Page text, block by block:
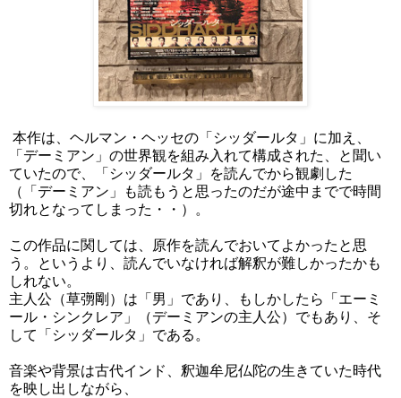
本作は、ヘルマン・ヘッセの「シッダールタ」に加え、
「デーミアン」の世界観を組み入れて構成された、と聞い
ていたので、「シッダールタ」を読んでから観劇した
（「デーミアン」も読もうと思ったのだが途中までで時間
切れとなってしまった・・）。
この作品に関しては、原作を読んでおいてよかったと思
う。というより、読んでいなければ解釈が難しかったかも
しれない。
主人公（草彅剛）は「男」であり、もしかしたら「エーミ
ール・シンクレア」（デーミアンの主人公）でもあり、そ
して「シッダールタ」である。
音楽や背景は古代インド、釈迦牟尼仏陀の生きていた時代
を映し出しながら、